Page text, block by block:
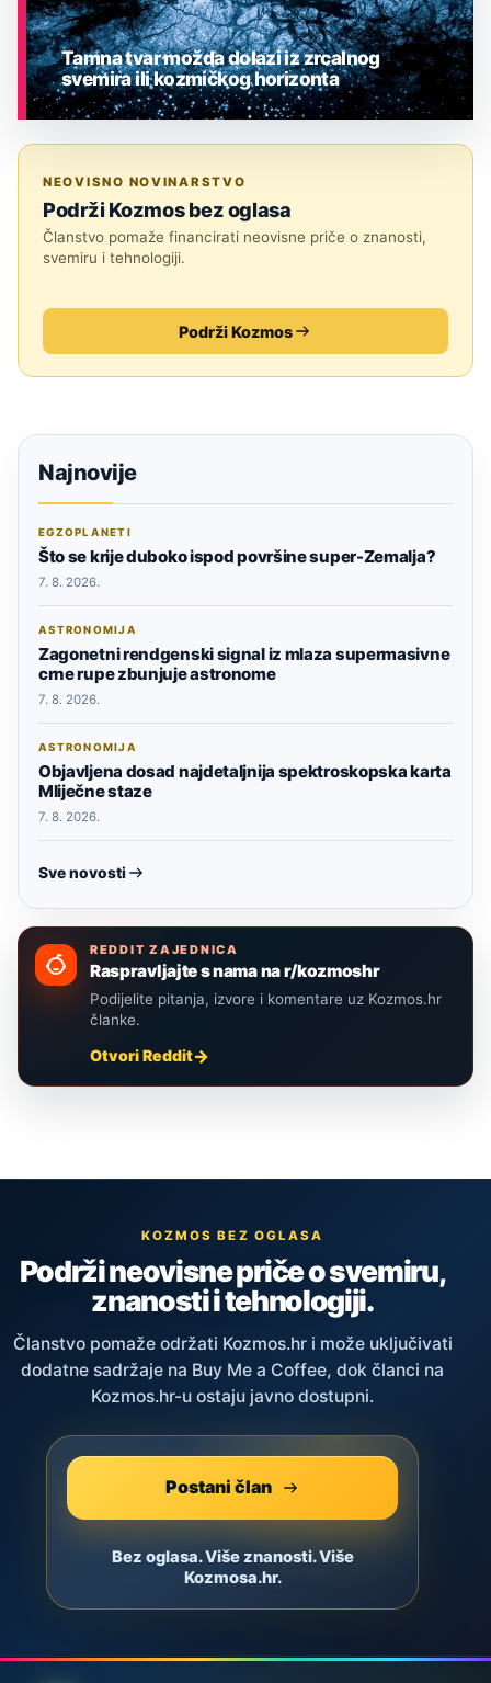
Tamna tvar možda dolazi iz zrcalnog
svemira ili kozmičkog horizonta
NEOVISNO NOVINARSTVO
Podrži Kozmos bez oglasa
Članstvo pomaže financirati neovisne priče o znanosti,
svemiru i tehnologiji.
Podrži Kozmos
Najnovije
EGZOPLANETI
Što se krije duboko ispod površine super-Zemalja?
7. 8. 2026.
ASTRONOMIJA
Zagonetni rendgenski signal iz mlaza supermasivne
crne rupe zbunjuje astronome
7. 8. 2026.
ASTRONOMIJA
Objavljena dosad najdetaljnija spektroskopska karta
Mliječne staze
7. 8. 2026.
Sve novosti
REDDIT ZAJEDNICA
Raspravljajte s nama na r/kozmoshr
Podijelite pitanja, izvore i komentare uz Kozmos.hr
članke.
Otvori Reddit
KOZMOS BEZ OGLASA
Podrži neovisne priče o svemiru,
znanosti i tehnologiji.
Članstvo pomaže održati Kozmos.hr i može uključivati
dodatne sadržaje na Buy Me a Coffee, dok članci na
Kozmos.hr-u ostaju javno dostupni.
Postani član
Bez oglasa. Više znanosti. Više
Kozmosa.hr.